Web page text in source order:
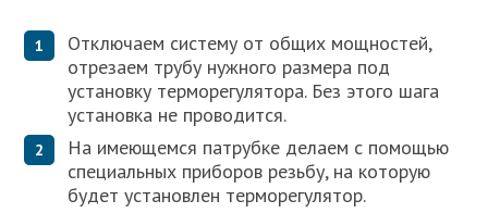
Отключаем систему от общих мощностей,
отрезаем трубу нужного размера под
установку терморегулятора. Без этого шага
установка не проводится.
На имеющемся патрубке делаем с помощью
специальных приборов резьбу, на которую
будет установлен терморегулятор.